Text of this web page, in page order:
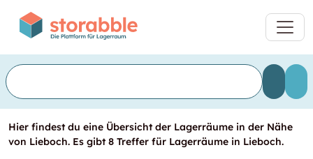
Hier findest du eine Übersicht der Lagerräume in der Nähe
von Lieboch. Es gibt 8 Treffer für Lagerräume in Lieboch.